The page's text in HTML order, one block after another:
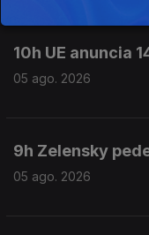
10h UE anuncia
05 ago. 2026
9h Zelensky
05 ago. 2026